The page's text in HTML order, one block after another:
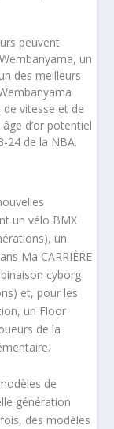
peuvent
un
des meilleurs
vitesse et de
d’or potentiel
24 de la NBA.
un vélo BMX
un
Ma CARRIÈRE
cyborg
et, pour les
un Floor
de la
de
génération
des modèles